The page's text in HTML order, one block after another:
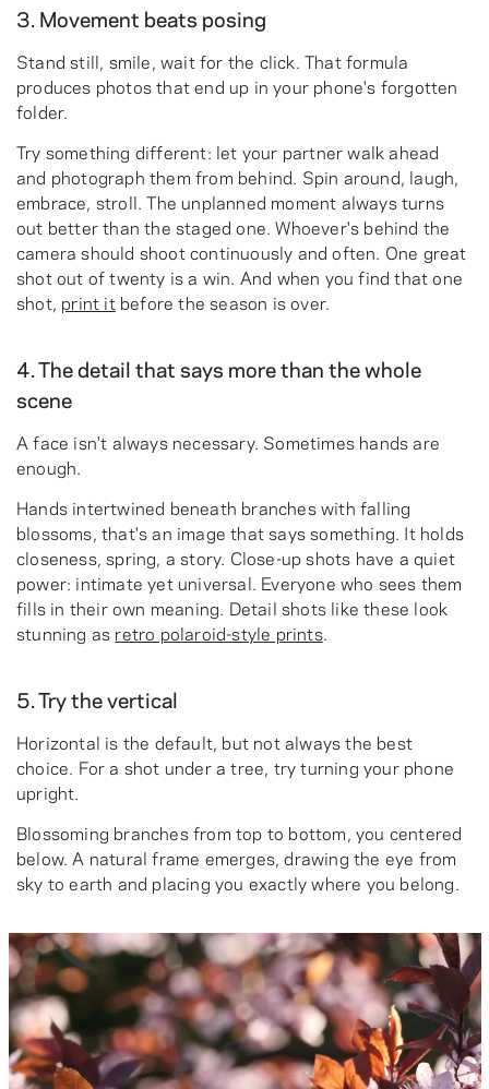
3. Movement beats posing
Stand still, smile, wait for the click. That formula
produces photos that end up in your phone's forgotten
folder.
Try something different: let your partner walk ahead
and photograph them from behind. Spin around, laugh,
embrace, stroll. The unplanned moment always turns
out better than the staged one. Whoever's behind the
camera should shoot continuously and often. One great
shot out of twenty is a win. And when you find that one
shot, print itbefore the season is over.
4. The detail that says more than the whole
scene
A face isn't always necessary. Sometimes hands are
enough.
Hands intertwined beneath branches with falling
blossoms, that's an image that says something. It holds
closeness, spring, a story. Close-up shots have a quiet
power: intimate yet universal. Everyone who sees them
fills in their own meaning. Detail shots like these look
stunning as retro polaroid-style prints.
5. Try the vertical
Horizontal is the default, but not always the best
choice. For a shot under a tree, try turning your phone
upright.
Blossoming branches from top to bottom, you centered
below. A natural frame emerges, drawing the eye from
sky to earth and placing you exactly where you belong.